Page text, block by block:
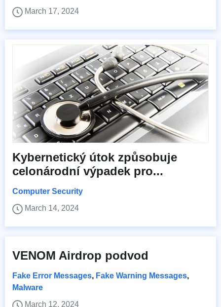
March 17, 2024
Kybernetický útok způsobuje
celonárodní výpadek pro...
Computer Security
March 14, 2024
VENOM Airdrop podvod
Fake Error Messages, Fake Warning Messages,
Malware
March 12, 2024